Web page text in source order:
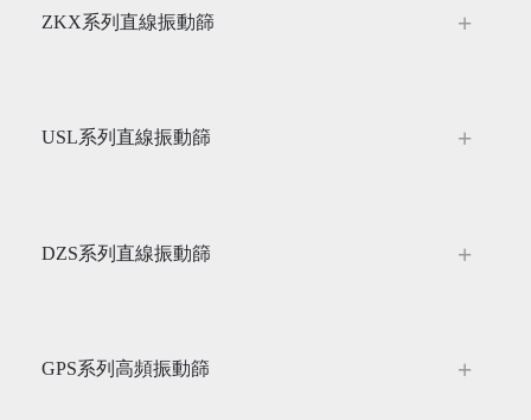
ZKX系列直線振動篩
USL系列直線振動篩
DZS系列直線振動篩
GPS系列高頻振動篩